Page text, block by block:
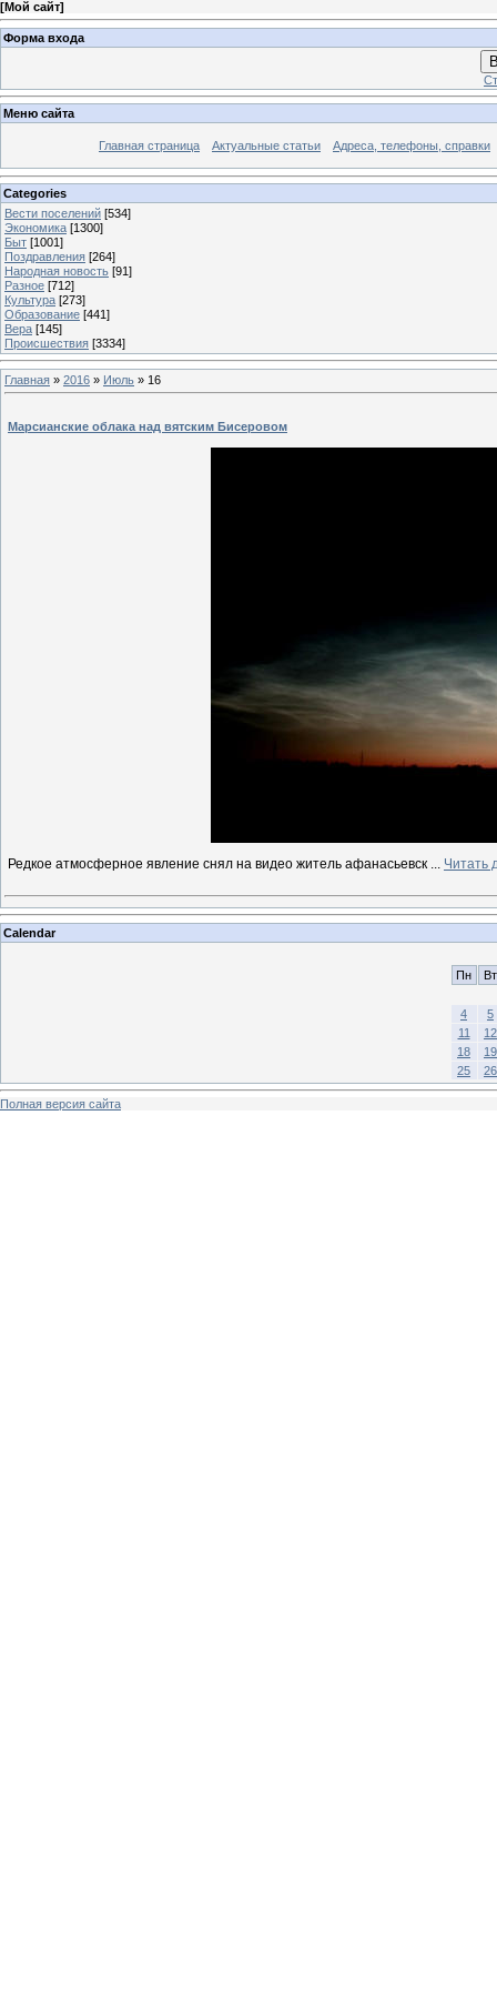
[Мой сайт]
Форма входа
Меню сайта
Главная страница Актуальные статьи Адреса, телефоны, справки
Categories
Вести поселений [534]
Экономика [1300]
Быт [1001]
Поздравления [264]
Народная новость [91]
Разное [712]
Культура [273]
Образование [441]
Вера [145]
Происшествия [3334]
Главная » 2016 » Июль » 16
Марсианские облака над вятским Бисеровом
Редкое атмосферное явление снял на видео житель афанасьевск ... Читать
Calendar
Пн Вт
4
5
11
12
18
19
25
26
Полная версия сайта